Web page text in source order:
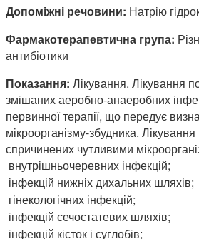
Допоміжні речовини: Натрію
Фармакотерапевтична група:
антибіотики
Показання: Лікування. Лікування
змішаних аеробно-анаеробних
первинної терапії, що передує
мікроорганізму-збудника. Лікування
спричинених чутливими
 внутрішньочеревних інфекцій;
 інфекцій нижніх дихальних шляхів;
 гінекологічних інфекцій;
 інфекцій сечостатевих шляхів;
 інфекцій кісток і суглобів;